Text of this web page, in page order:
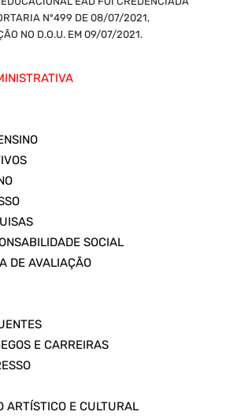
Nº499 DE 08/07/2021,
NO D.O.U. EM 09/07/2021.
SOCIAL
DE AVALIAÇÃO
E CARREIRAS
ARTÍSTICO E CULTURAL